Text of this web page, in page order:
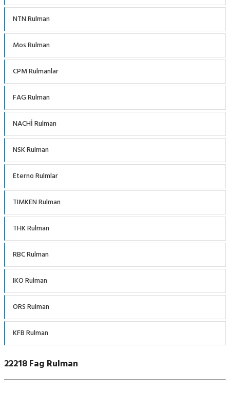
NTN Rulman
Mos Rulman
CPM Rulmanlar
FAG Rulman
NACHİ Rulman
NSK Rulman
Eterno Rulmlar
TIMKEN Rulman
THK Rulman
RBC Rulman
IKO Rulman
ORS Rulman
KFB Rulman
22218 Fag Rulman